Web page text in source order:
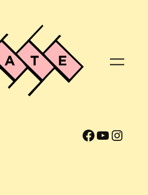
Facebook YouTube Instagram